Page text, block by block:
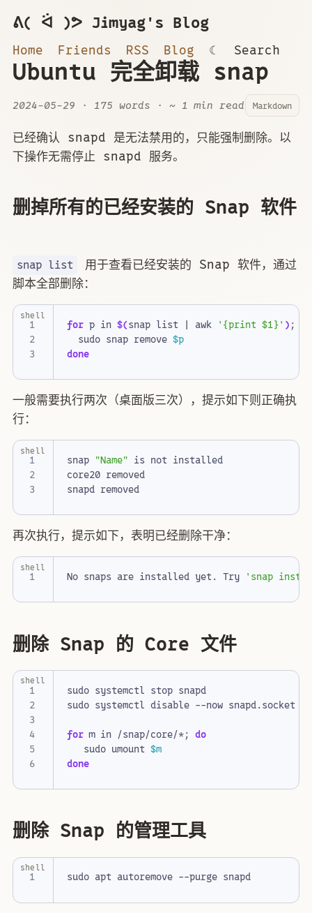
ᕕ( ᐛ )ᕗ Jimyag's Blog
Home Friends RSS Blog ☾ Search
Ubuntu 完全卸载 snap
2024-05-29 · 175 words · ~ 1 min read Markdown
已经确认 snapd 是无法禁用的，只能强制删除。以
下操作无需停止 snapd 服务。
删掉所有的已经安装的 Snap 软件
snap list
用于查看已经安装的 Snap 软件，通过
脚本全部删除：
1
2
for p in $(snap list | awk '{print $1}' );
  sudo snap remove
$p
done
shell
一般需要执行两次（桌面版三次），提示如下则正确执
行：
1
2
snap "Name"
shell
再次执行，提示如下，表明已经删除干净：
1 No snaps are installed yet. Try 'snap
shell
删除 Snap 的 Core 文件
1
2
4
5
6
for m in /snap/core/*; do
   sudo umount
$m
done
shell
删除 Snap 的管理工具
1
shell